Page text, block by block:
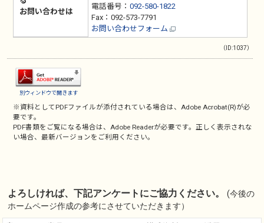
お問い合わせは
電話番号： 092-580-1822
Fax：092-573-7791
お問い合わせフォーム
（ID:1037）
別ウィンドウで開きます
※資料としてPDFファイルが添付されている場合は、Adobe Acrobat(R)が必
要です。
PDF書類をご覧になる場合は、Adobe Readerが必要です。正しく表示されな
い場合、最新バージョンをご利用ください。